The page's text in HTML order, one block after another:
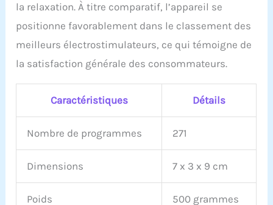
la relaxation. À titre comparatif, l’appareil se
positionne favorablement dans le classement des
meilleurs électrostimulateurs, ce qui témoigne de
la satisfaction générale des consommateurs.
Caractéristiques Détails
Nombre de programmes 271
Dimensions 7 x 3 x 9 cm
Poids 500 grammes